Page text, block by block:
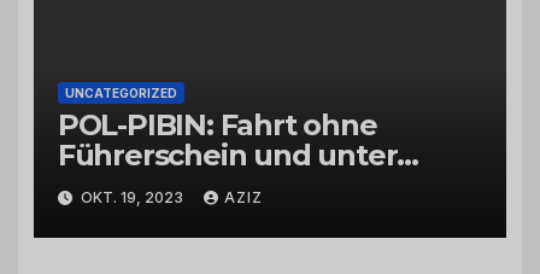
UNCATEGORIZED
POL-PIBIN: Fahrt ohne
Führerschein und unter
Einfluss von Drogen
OKT. 19, 2023 AZIZ